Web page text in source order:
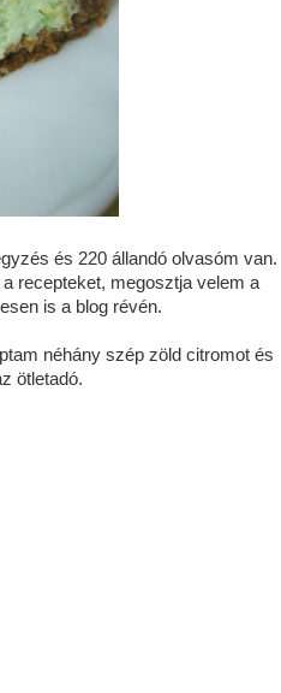
és 220 állandó olvasóm van.
recepteket, megosztja velem a
is a blog révén.
néhány szép zöld citromot és
ötletadó.